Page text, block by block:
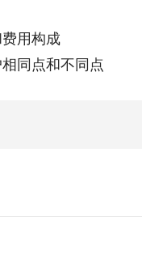
用构成
同点和不同点